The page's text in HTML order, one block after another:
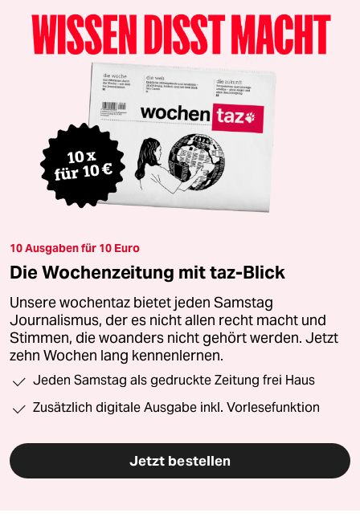
10 Ausgaben für 10 Euro
Die Wochenzeitung mit taz-Blick
Unsere wochentaz bietet jeden Samstag
Journalismus, der es nicht allen recht macht und
Stimmen, die woanders nicht gehört werden. Jetzt
zehn Wochen lang kennenlernen.
Jeden Samstag als gedruckte Zeitung frei Haus
Zusätzlich digitale Ausgabe inkl. Vorlesefunktion
Jetzt bestellen